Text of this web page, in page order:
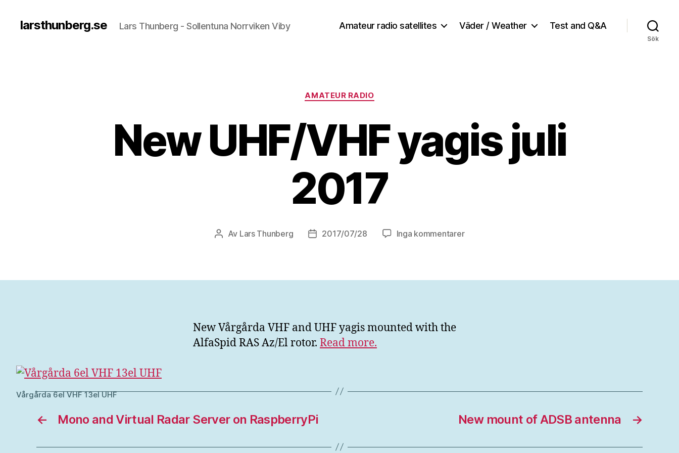
larsthunberg.se Lars Thunberg - Sollentuna Norrviken Viby Amateur radio satellites Väder / Weather Test and Q&A
Sök
Kategorier
AMATEUR RADIO
New UHF/VHF yagis juli
2017
Inläggsförfattare
Av Lars Thunberg Inläggsdatum
2017/07/28 Inga kommentarertill
juli
New Vårgårda VHF and UHF yagis mounted with the
AlfaSpid RAS Az/El rotor. Read more.
Vårgårda 6el VHF 13el UHF
← Mono and Virtual Radar Server on RaspberryPi →
New mount of ADSB antenna